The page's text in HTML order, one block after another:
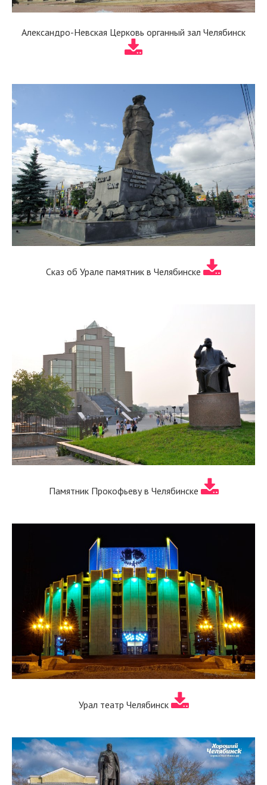
Александро-Невская Церковь органный зал Челябинск
Сказ об Урале памятник в Челябинске
Памятник Прокофьеву в Челябинске
Урал театр Челябинск